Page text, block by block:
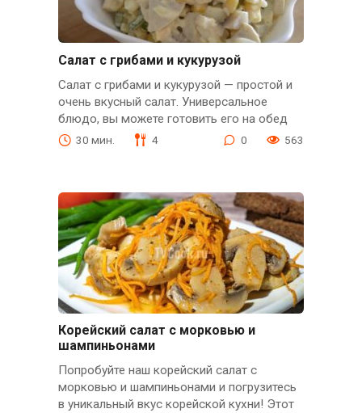
Салат с грибами и кукурузой
Салат с грибами и кукурузой — простой и
очень вкусный салат. Универсальное
блюдо, вы можете готовить его на обед
30 мин. 4 0 563
Корейский салат с морковью и
шампиньонами
Попробуйте наш корейский салат с
морковью и шампиньонами и погрузитесь
в уникальный вкус корейской кухни! Этот